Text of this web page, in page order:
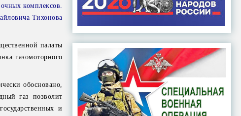
комплексов.
Тихонова
палаты
газомоторного
обосновано,
газ позволит
и